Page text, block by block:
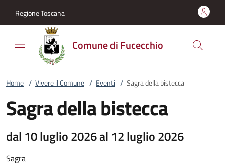
Regione Toscana
Comune di Fucecchio
Home / Vivere il Comune / Eventi / Sagra della bistecca
Sagra della bistecca
dal 10 luglio 2026 al 12 luglio 2026
Sagra